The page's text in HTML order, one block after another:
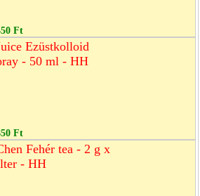
Ft
Ezüstkolloid
- 50 ml - HH
Ft
Fehér tea - 2 g x
- HH